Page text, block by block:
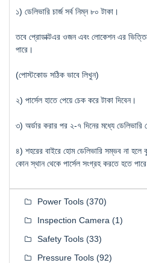
১) ডেলিভারি চার্জ সর্ব নিম্ন ৮০ টাকা।
তবে প্রোডাক্টএর ওজন এবং লোকেশন এর
পারে।
(পোস্টকোড সঠিক ভাবে লিখুন)
২) পার্সেল হাতে পেয়ে চেক করে টাকা দিবেন।
৩) অর্ডার করার পর ২-৭ দিনের মধ্যে ডেলিভারি
৪) শহরের বাইরে হোম ডেলিভারি সম্ভব না হলে
কোন স্থান থেকে পার্সেল সংগ্রহ করতে হতে
Power Tools (370)
Inspection Camera (1)
Safety Tools (33)
Pressure Tools (92)